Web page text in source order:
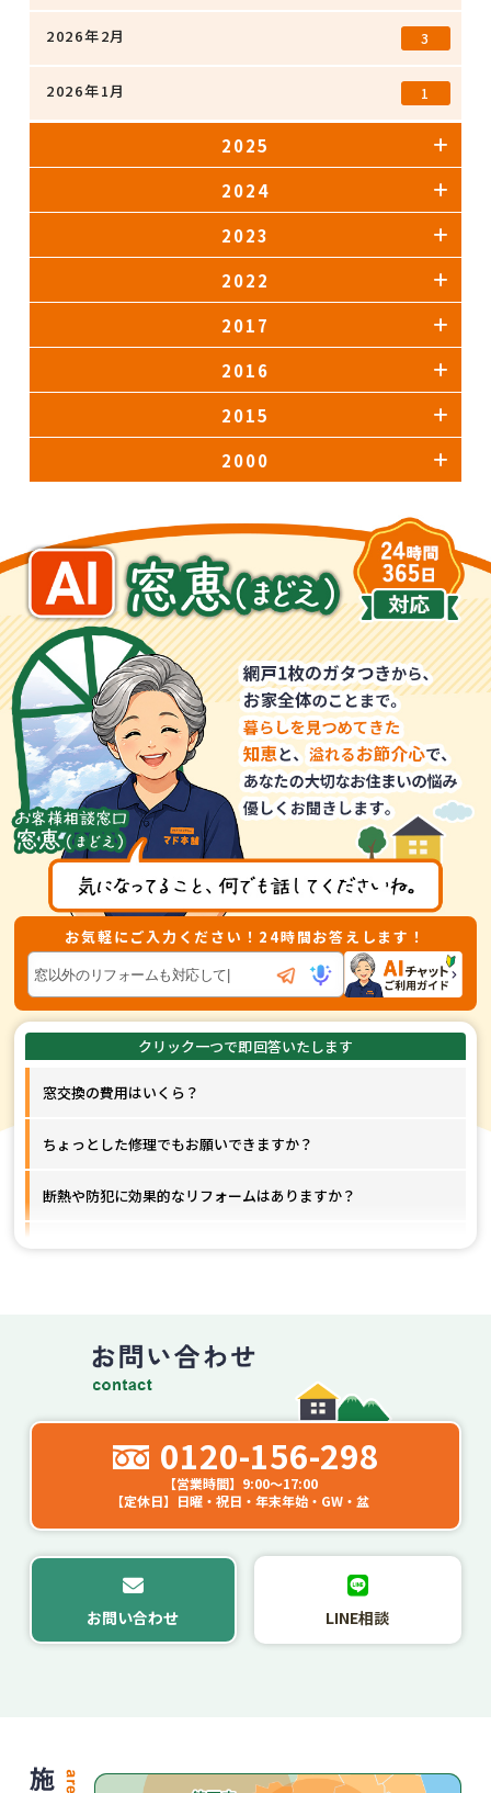
2026年2月 3
2026年1月 1
2025
2024
2023
2022
2017
2016
2015
2000
お気軽にご入力ください！24時間お答えします！
窓交換の費用はいくら？
ちょっとした修理でもお願いできますか？
断熱や防犯に効果的なリフォームはありますか？
0120-156-298
【営業時間】9:00～17:00
【定休日】日曜・祝日・年末年始・GW・盆
お問い合わせ LINE相談